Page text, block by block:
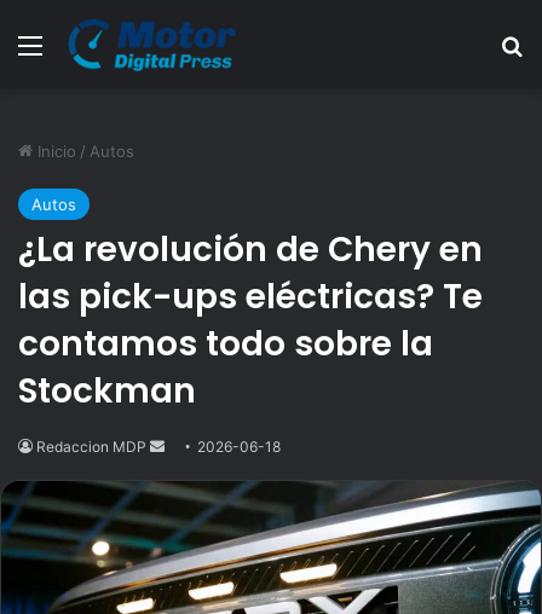
Menú
Inicio / Autos
Autos
¿La revolución de Chery en
las pick-ups eléctricas? Te
contamos todo sobre la
Stockman
Redaccion MDP
Send
email
2026-06-18